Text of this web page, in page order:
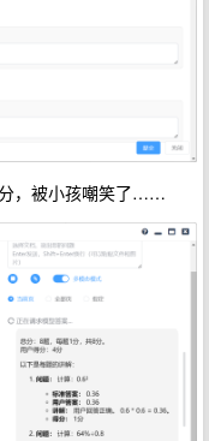
，被小孩嘲笑了……